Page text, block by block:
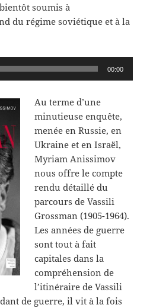
soumis à
du régime soviétique et à la
00:00
Au terme d’une
minutieuse enquête,
menée en Russie, en
Ukraine et en Israël,
Myriam Anissimov
nous offre le compte
rendu détaillé du
parcours de Vassili
Grossman (1905-1964).
Les années de guerre
sont tout à fait
capitales dans la
compréhension de
l’itinéraire de Vassili
de guerre, il vit à la fois